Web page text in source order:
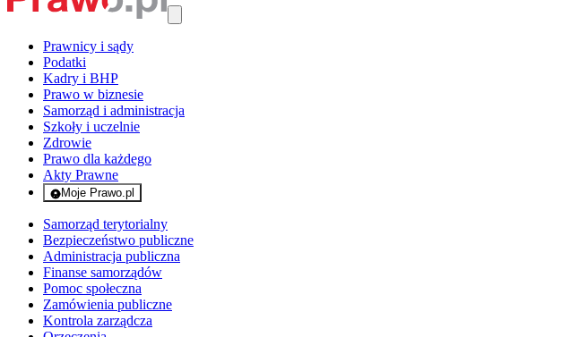
Prawnicy i sądy
Podatki
Kadry i BHP
Prawo w biznesie
Samorząd i administracja
Szkoły i uczelnie
Zdrowie
Prawo dla każdego
Akty Prawne
Moje Prawo.pl
- rejestracja i logowanie do serwisu
Samorząd terytorialny
Bezpieczeństwo publiczne
Administracja publiczna
Finanse samorządów
Pomoc społeczna
Zamówienia publiczne
Kontrola zarządcza